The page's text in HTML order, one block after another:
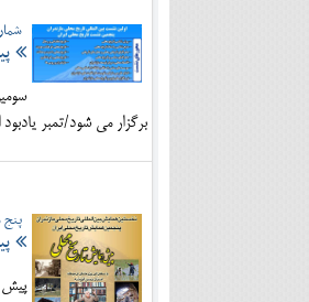
برگزار می شود/تمبر